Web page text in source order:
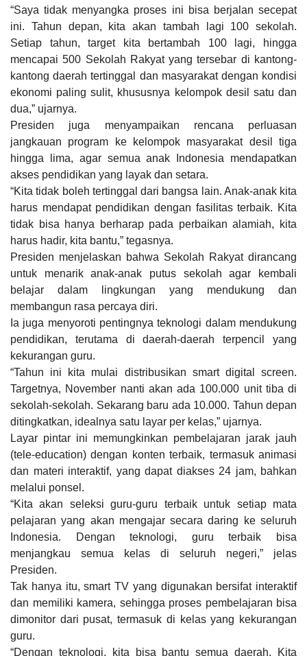
“Saya tidak menyangka proses ini bisa berjalan secepat
ini. Tahun depan, kita akan tambah lagi 100 sekolah.
Setiap tahun, target kita bertambah 100 lagi, hingga
mencapai 500 Sekolah Rakyat yang tersebar di kantong-
kantong daerah tertinggal dan masyarakat dengan kondisi
ekonomi paling sulit, khususnya kelompok desil satu dan
dua,” ujarnya.
Presiden juga menyampaikan rencana perluasan
jangkauan program ke kelompok masyarakat desil tiga
hingga lima, agar semua anak Indonesia mendapatkan
akses pendidikan yang layak dan setara.
“Kita tidak boleh tertinggal dari bangsa lain. Anak-anak kita
harus mendapat pendidikan dengan fasilitas terbaik. Kita
tidak bisa hanya berharap pada perbaikan alamiah, kita
harus hadir, kita bantu,” tegasnya.
Presiden menjelaskan bahwa Sekolah Rakyat dirancang
untuk menarik anak-anak putus sekolah agar kembali
belajar dalam lingkungan yang mendukung dan
membangun rasa percaya diri.
Ia juga menyoroti pentingnya teknologi dalam mendukung
pendidikan, terutama di daerah-daerah terpencil yang
kekurangan guru.
“Tahun ini kita mulai distribusikan smart digital screen.
Targetnya, November nanti akan ada 100.000 unit tiba di
sekolah-sekolah. Sekarang baru ada 10.000. Tahun depan
ditingkatkan, idealnya satu layar per kelas,” ujarnya.
Layar pintar ini memungkinkan pembelajaran jarak jauh
(tele-education) dengan konten terbaik, termasuk animasi
dan materi interaktif, yang dapat diakses 24 jam, bahkan
melalui ponsel.
“Kita akan seleksi guru-guru terbaik untuk setiap mata
pelajaran yang akan mengajar secara daring ke seluruh
Indonesia. Dengan teknologi, guru terbaik bisa
menjangkau semua kelas di seluruh negeri,” jelas
Presiden.
Tak hanya itu, smart TV yang digunakan bersifat interaktif
dan memiliki kamera, sehingga proses pembelajaran bisa
dimonitor dari pusat, termasuk di kelas yang kekurangan
guru.
“Dengan teknologi, kita bisa bantu semua daerah. Kita